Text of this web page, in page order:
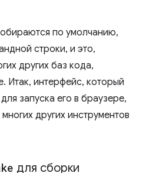
по умолчанию,
строки, и это,
других баз кода,
Итак, интерфейс, который
запуска его в браузере,
других инструментов
для сборки